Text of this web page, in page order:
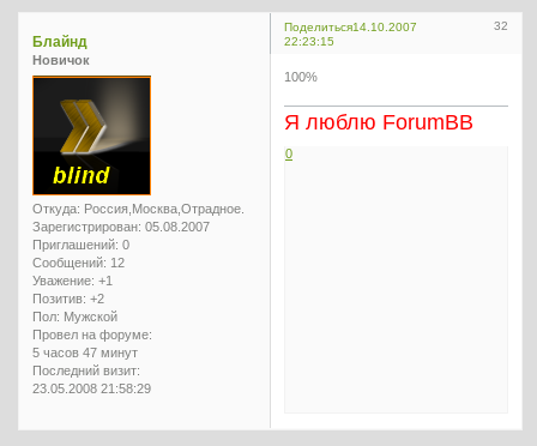
Поделиться 32
14.10.2007
22:23:15
Блайнд
Новичок
Откуда: Россия,Москва,Отрадное.
Зарегистрирован: 05.08.2007
Приглашений: 0
Сообщений: 12
Уважение: +1
Позитив: +2
Пол: Мужской
Провел на форуме:
5 часов 47 минут
Последний визит:
23.05.2008 21:58:29
100%
Я люблю ForumBB
0